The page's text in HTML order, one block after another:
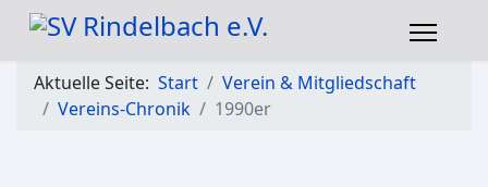
Aktuelle Seite: Start
Verein & Mitgliedschaft
Vereins-Chronik
1990er